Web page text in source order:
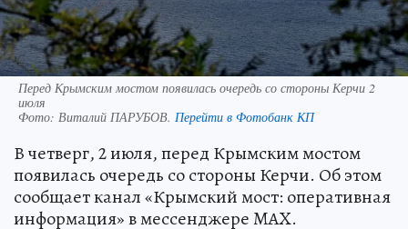
Перед Крымским мостом появилась очередь со стороны Керчи 2
июля
Фото: Виталий ПАРУБОВ. Перейти в Фотобанк КП
В четверг, 2 июля, перед Крымским мостом
появилась очередь со стороны Керчи. Об этом
сообщает канал «Крымский мост: оперативная
информация» в мессенджере MAX.